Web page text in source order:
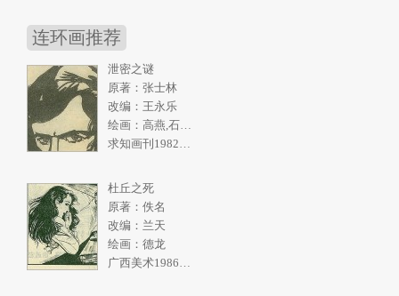
连环画推荐
泄密之谜
原著：张士林
改编：王永乐
绘画：高燕,石奇人
求知画刊1982年2期
杜丘之死
原著：佚名
改编：兰天
绘画：德龙